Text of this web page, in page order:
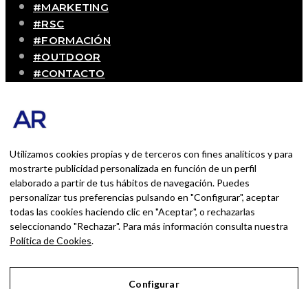
#MARKETING
#RSC
#FORMACIÓN
#OUTDOOR
#CONTACTO
Blog personal y profesional de Andrés Romero.
persona que disfruta con lo que hace cada día
BUSCAR POR:
BUSCAR
Ingresa las palabras de la búsqueda y presiona
Enter.
Utilizamos cookies propias y de terceros con fines analíticos y para
mostrarte publicidad personalizada en función de un perfil
elaborado a partir de tus hábitos de navegación. Puedes
personalizar tus preferencias pulsando en "Configurar", aceptar
todas las cookies haciendo clic en "Aceptar", o rechazarlas
seleccionando "Rechazar". Para más información consulta nuestra
Política de Cookies.
Configurar